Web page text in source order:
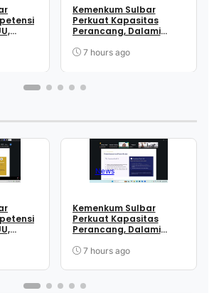
Kemenkum Sulbar
Perkuat Kapasitas
Perancang, Dalami
Pengundangan
7 hours ago
News
Kemenkum Sulbar
Perkuat Kapasitas
Perancang, Dalami
Pengundangan
7 hours ago